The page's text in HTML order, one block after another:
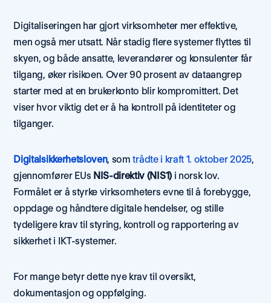
Digitaliseringen har gjort virksomheter mer effektive,
men også mer utsatt. Når stadig flere systemer flyttes til
skyen, og både ansatte, leverandører og konsulenter får
tilgang, øker risikoen. Over 90 prosent av dataangrep
starter med at en brukerkonto blir kompromittert. Det
viser hvor viktig det er å ha kontroll på identiteter og
tilganger.
Digitalsikkerhetsloven, som trådte i kraft 1. oktober 2025,
gjennomfører EUs NIS-direktiv (NIS1) i norsk lov.
Formålet er å styrke virksomheters evne til å forebygge,
oppdage og håndtere digitale hendelser, og stille
tydeligere krav til styring, kontroll og rapportering av
sikkerhet i IKT-systemer.
For mange betyr dette nye krav til oversikt,
dokumentasjon og oppfølging.